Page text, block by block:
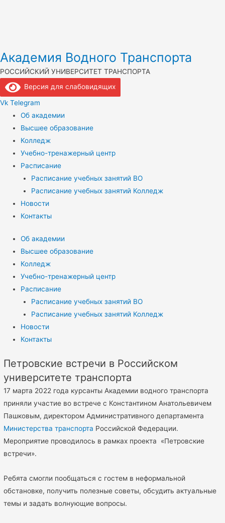
Академия Водного Транспорта
РОССИЙСКИЙ УНИВЕРСИТЕТ ТРАНСПОРТА
Версия для слабовидящих
Vk Telegram
Об академии
Высшее образование
Колледж
Учебно-тренажерный центр
Расписание
Расписание учебных занятий ВО
Расписание учебных занятий Колледж
Новости
Контакты
Об академии
Высшее образование
Колледж
Учебно-тренажерный центр
Расписание
Расписание учебных занятий ВО
Расписание учебных занятий Колледж
Новости
Контакты
Петровские встречи в Российском
университете транспорта
17 марта 2022 года курсанты Академии водного транспорта
приняли участие во встрече с Константином Анатольевичем
Пашковым, директором Административного департамента
Министерства транспорта Российской Федерации.
Мероприятие проводилось в рамках проекта «Петровские
встречи».
Ребята смогли пообщаться с гостем в неформальной
обстановке, получить полезные советы, обсудить актуальные
темы и задать волнующие вопросы.